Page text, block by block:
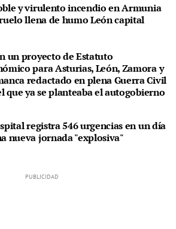
y virulento incendio en Armunia
llena de humo León capital
un proyecto de Estatuto
para Asturias, León, Zamora y
redactado en plena Guerra Civil
que ya se planteaba el autogobierno
registra 546 urgencias en un día
nueva jornada "explosiva"